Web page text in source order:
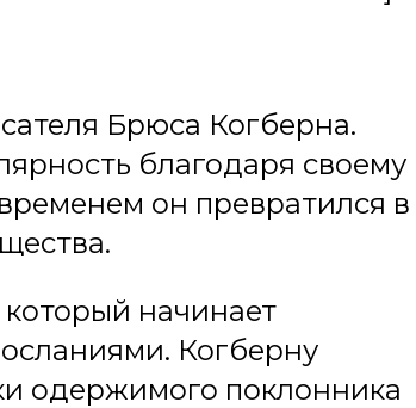
Брюса Когберна.
благодаря своему
он превратился в
начинает
Когберну
одержимого поклонника